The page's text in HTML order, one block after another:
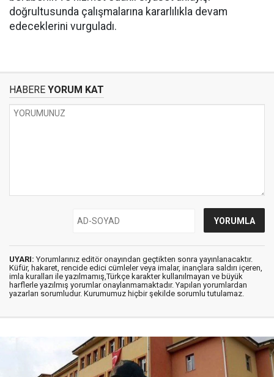
doğrultusunda çalışmalarına kararlılıkla devam
edeceklerini vurguladı.
HABERE YORUM KAT
UYARI: Yorumlarınız editör onayından geçtikten sonra yayınlanacaktır.
Küfür, hakaret, rencide edici cümleler veya imalar, inançlara saldırı içeren,
imla kuralları ile yazılmamış,Türkçe karakter kullanılmayan ve büyük
harflerle yazılmış yorumlar onaylanmamaktadır. Yapılan yorumlardan
yazarları sorumludur. Kurumumuz hiçbir şekilde sorumlu tutulamaz.